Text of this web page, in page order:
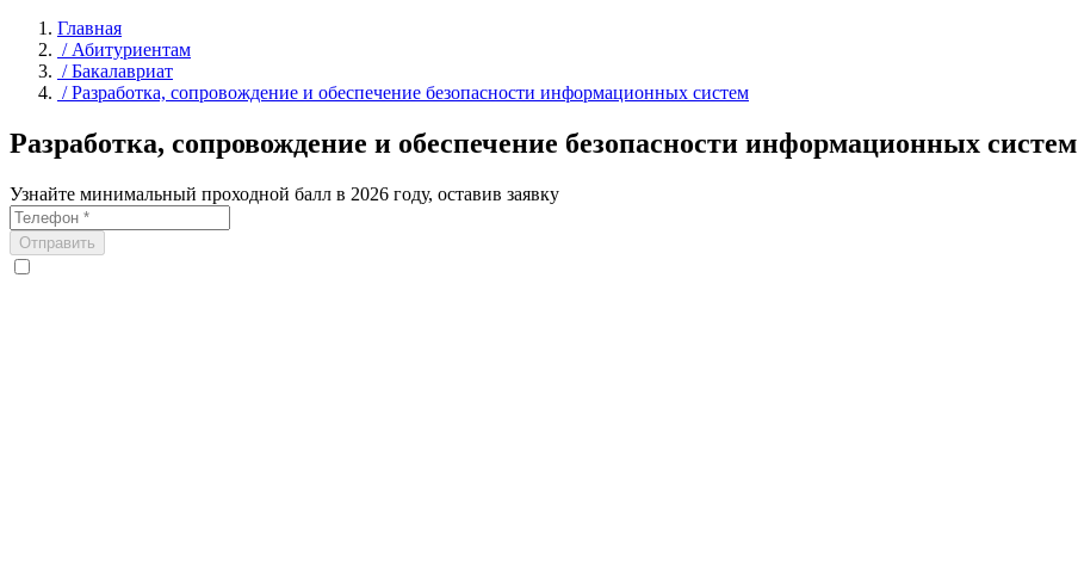
Главная
/Абитуриентам
/Бакалавриат
/Разработка, сопровождение и обеспечение безопасности информационных систем
Разработка, сопровождение и обеспечение безопасности информационных систем
Узнайте минимальный проходной балл в 2026 году, оставив заявку
Отправить